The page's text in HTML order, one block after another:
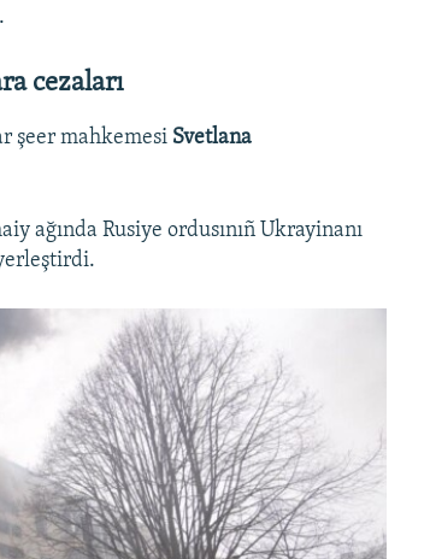
cezaları
şeer mahkemesi Svetlana
ağında Rusiye ordusınıñ Ukrayinanı